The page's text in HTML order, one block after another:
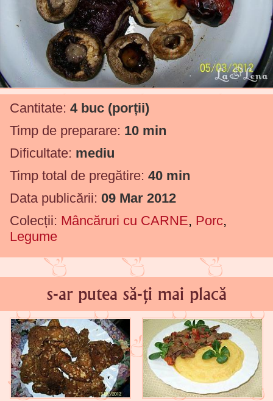
Cantitate: 4 buc (porții)
Timp de preparare: 10 min
Dificultate: mediu
Timp total de pregătire: 40 min
Data publicării: 09 Mar 2012
Colecții: Mâncăruri cu CARNE, Porc,
Legume
s-ar putea să-ți mai placă